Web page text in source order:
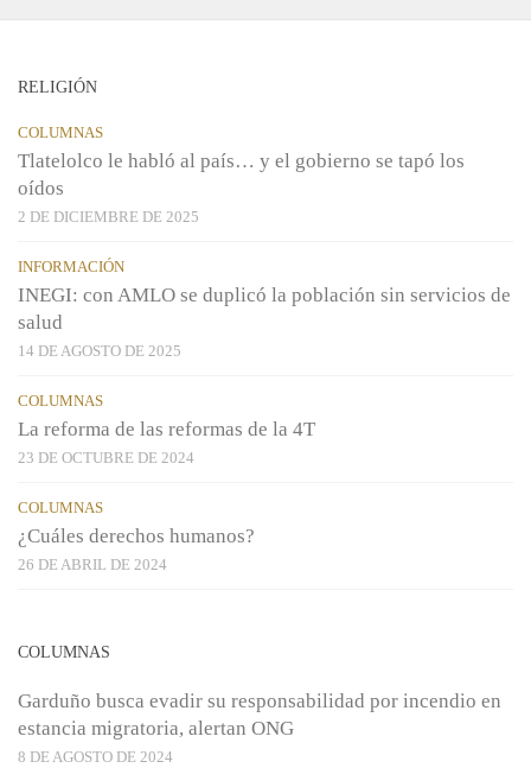
RELIGIÓN
COLUMNAS
Tlatelolco le habló al país… y el gobierno se tapó los
oídos
2 DE DICIEMBRE DE 2025
INFORMACIÓN
INEGI: con AMLO se duplicó la población sin servicios de
salud
14 DE AGOSTO DE 2025
COLUMNAS
La reforma de las reformas de la 4T
23 DE OCTUBRE DE 2024
COLUMNAS
¿Cuáles derechos humanos?
26 DE ABRIL DE 2024
COLUMNAS
Garduño busca evadir su responsabilidad por incendio en
estancia migratoria, alertan ONG
8 DE AGOSTO DE 2024